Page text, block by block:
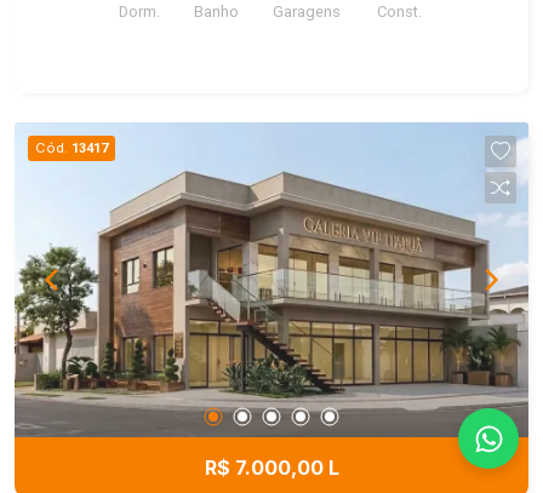
Dorm. Banho Garagens Const.
Cód. 13417
R$ 7.000,00 L